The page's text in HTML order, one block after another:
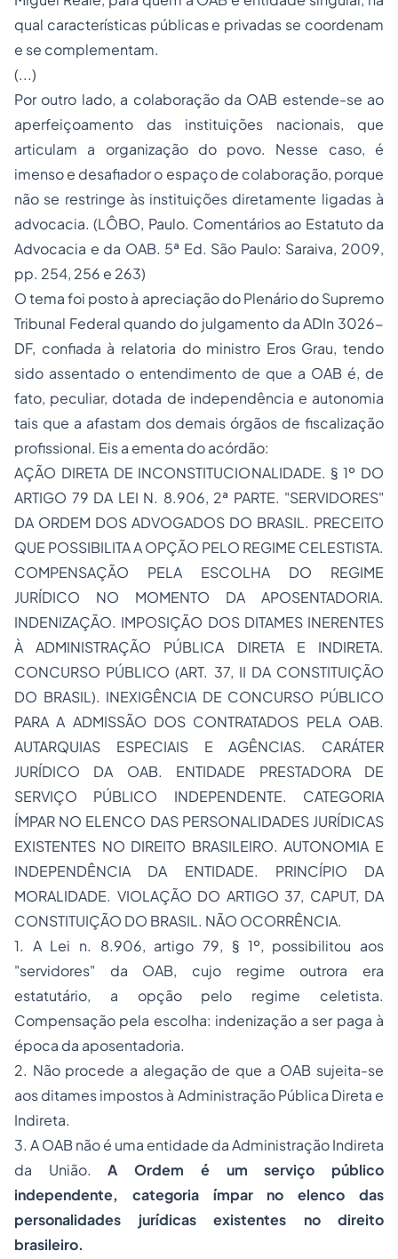
qual características públicas e privadas se coordenam
e se complementam.
(...)
Por outro lado, a colaboração da OAB estende-se ao
aperfeiçoamento das instituições nacionais, que
articulam a organização do povo. Nesse caso, é
imenso e desafiador o espaço de colaboração, porque
não se restringe às instituições diretamente ligadas à
advocacia. (LÔBO, Paulo. Comentários ao Estatuto da
Advocacia e da OAB. 5ª Ed. São Paulo: Saraiva, 2009,
pp. 254, 256 e 263)
O tema foi posto à apreciação do Plenário do Supremo
Tribunal Federal quando do julgamento da ADIn 3026-
DF, confiada à relatoria do ministro Eros Grau, tendo
sido assentado o entendimento de que a OAB é, de
fato, peculiar, dotada de independência e autonomia
tais que a afastam dos demais órgãos de fiscalização
profissional. Eis a ementa do acórdão:
AÇÃO DIRETA DE INCONSTITUCIONALIDADE. § 1º DO
ARTIGO 79 DA LEI N. 8.906, 2ª PARTE. "SERVIDORES"
DA ORDEM DOS ADVOGADOS DO BRASIL. PRECEITO
QUE POSSIBILITA A OPÇÃO PELO REGIME CELESTISTA.
COMPENSAÇÃO PELA ESCOLHA DO REGIME
JURÍDICO NO MOMENTO DA APOSENTADORIA.
INDENIZAÇÃO. IMPOSIÇÃO DOS DITAMES INERENTES
À ADMINISTRAÇÃO PÚBLICA DIRETA E INDIRETA.
CONCURSO PÚBLICO (ART. 37, II DA CONSTITUIÇÃO
DO BRASIL). INEXIGÊNCIA DE CONCURSO PÚBLICO
PARA A ADMISSÃO DOS CONTRATADOS PELA OAB.
AUTARQUIAS ESPECIAIS E AGÊNCIAS. CARÁTER
JURÍDICO DA OAB. ENTIDADE PRESTADORA DE
SERVIÇO PÚBLICO INDEPENDENTE. CATEGORIA
ÍMPAR NO ELENCO DAS PERSONALIDADES JURÍDICAS
EXISTENTES NO DIREITO BRASILEIRO. AUTONOMIA E
INDEPENDÊNCIA DA ENTIDADE. PRINCÍPIO DA
MORALIDADE. VIOLAÇÃO DO ARTIGO 37, CAPUT, DA
CONSTITUIÇÃO DO BRASIL. NÃO OCORRÊNCIA.
1. A Lei n. 8.906, artigo 79, § 1º, possibilitou aos
"servidores" da OAB, cujo regime outrora era
estatutário, a opção pelo regime celetista.
Compensação pela escolha: indenização a ser paga à
época da aposentadoria.
2. Não procede a alegação de que a OAB sujeita-se
aos ditames impostos à Administração Pública Direta e
Indireta.
3. A OAB não é uma entidade da Administração Indireta
da União.A Ordem é um serviço público
independente, categoria ímpar no elenco das
personalidades jurídicas existentes no direito
brasileiro.